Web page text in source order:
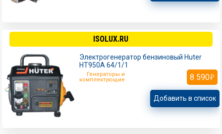
ISOLUX.RU
Электрогенератор бензиновый Huter
HT950A 64/1/1
Генераторы и
комплектующие
8 590
Добавить в список